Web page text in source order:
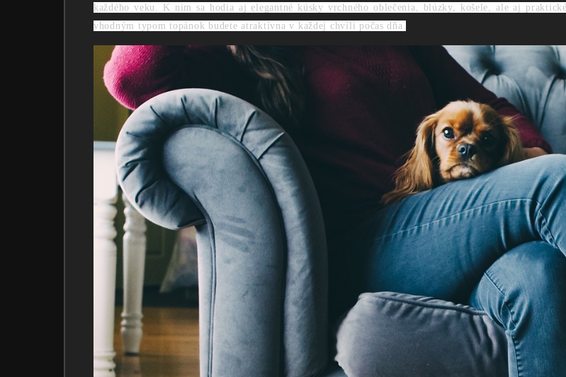
každého veku. K nim sa hodia aj elegantné kúsky vrchného oblečenia, blúzky, košele, ale aj
vhodným typom topánok budete atraktívna v každej chvíli počas dňa.